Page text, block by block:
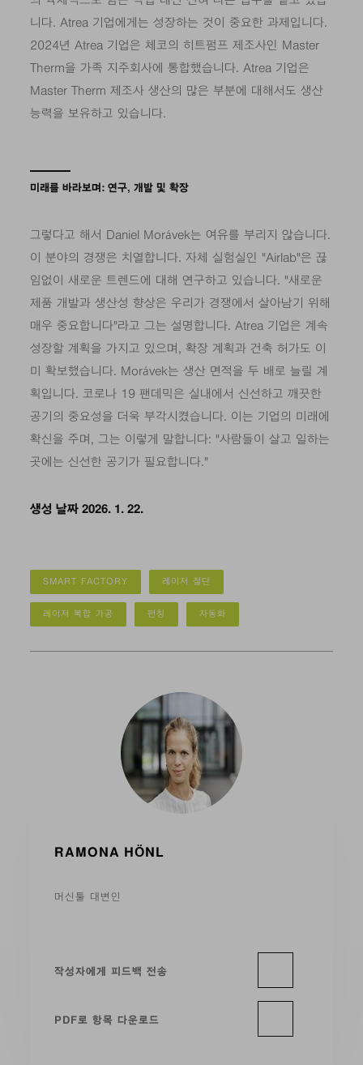
니다. Atrea 기업에게는 성장하는 것이 중요한 과제입니다.
2024년 Atrea 기업은 체코의 히트펌프 제조사인 Master
Therm을 가족 지주회사에 통합했습니다. Atrea 기업은
Master Therm 제조사 생산의 많은 부분에 대해서도 생산
능력을 보유하고 있습니다.
미래를 바라보며: 연구, 개발 및 확장
그렇다고 해서 Daniel Morávek는 여유를 부리지 않습니다.
이 분야의 경쟁은 치열합니다. 자체 실험실인 "Airlab"은 끊
임없이 새로운 트렌드에 대해 연구하고 있습니다. "새로운
제품 개발과 생산성 향상은 우리가 경쟁에서 살아남기 위해
매우 중요합니다"라고 그는 설명합니다. Atrea 기업은 계속
성장할 계획을 가지고 있으며, 확장 계획과 건축 허가도 이
미 확보했습니다. Morávek는 생산 면적을 두 배로 늘릴 계
획입니다. 코로나 19 팬데믹은 실내에서 신선하고 깨끗한
공기의 중요성을 더욱 부각시켰습니다. 이는 기업의 미래에
확신을 주며, 그는 이렇게 말합니다: "사람들이 살고 일하는
곳에는 신선한 공기가 필요합니다."
생성 날짜 2026. 1. 22.
SMART FACTORY 레이저 절단
레이저 복합 가공 펀칭 자동화
RAMONA HÖNL
머신툴 대변인
작성자에게 피드백 전송
PDF로 항목 다운로드